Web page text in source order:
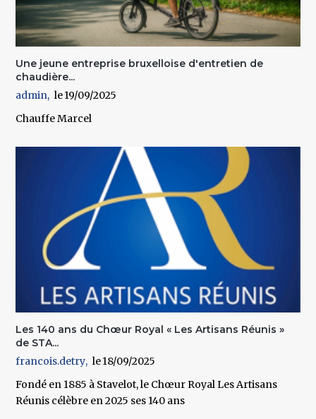
Une jeune entreprise bruxelloise d'entretien de
chaudière...
admin
19/09/2025
Chauffe Marcel
Les 140 ans du Chœur Royal « Les Artisans Réunis »
de STA...
francois.detry
18/09/2025
Fondé en 1885 à Stavelot, le Chœur Royal Les Artisans
Réunis célèbre en 2025 ses 140 ans